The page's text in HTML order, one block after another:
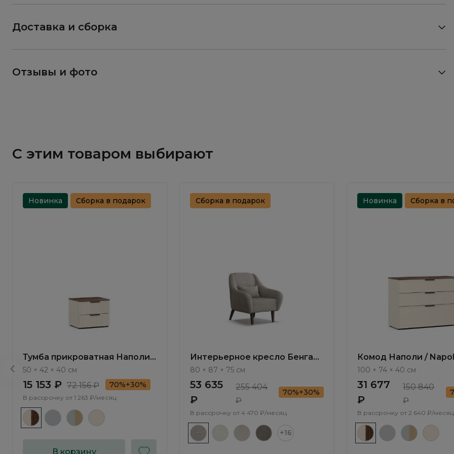
Доставка и сборка
Отзывы и фото
С этим товаром выбирают
Новинка Сборка в подарок
Тумба прикроватная Наполи /
Napoli NP001.4
50 × 42 × 40 см
15 153 ₽ 72 156 ₽ 70%+30%
В рассрочку от 1 263 ₽/месяц
В корзину
Сборка в подарок
Интерьерное кресло Бенгал /
Bengal ММ114.3
80 × 87 × 75 см
53 635
₽
255 404
₽
70%+30%
В рассрочку от 4 470 ₽/месяц
+16
Новинка Сборка в
Комод Наполи /
NP007.4
100 × 74 × 40 см
31 677
₽
150 840
₽
В рассрочку от 2 640 ₽/месяц